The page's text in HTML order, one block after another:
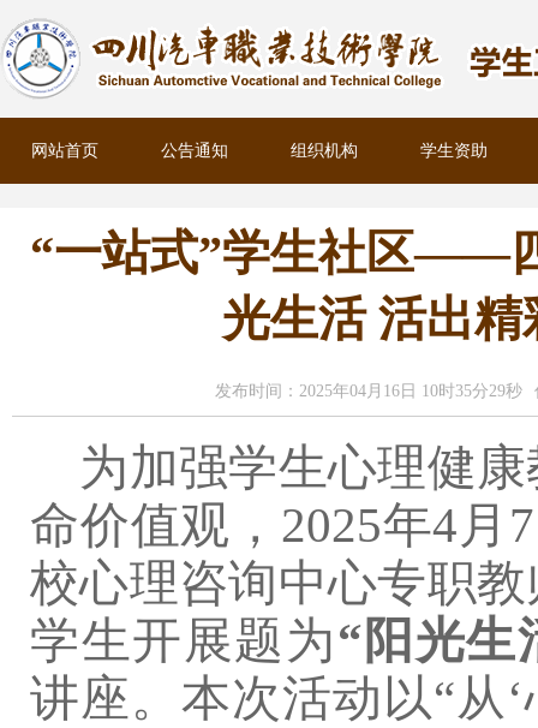
网站首页 公告通知 组织机构 学生资助
“一站式”学生社区——
光生活 活出
发布时间：2025年04月16日 10时35分29秒
为加强学生心理健康
命价值观， 2025年4月
校心理咨询中心专职
学生开展题为“ 阳光生
讲座。本次活动以“从